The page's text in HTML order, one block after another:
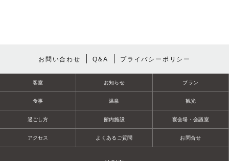
お問い合わせ Q&A プライバシーポリシー
客室 お知らせ プラン
食事 温泉 観光
過ごし方 館内施設 宴会場・会議室
アクセス よくあるご質問 お問合せ